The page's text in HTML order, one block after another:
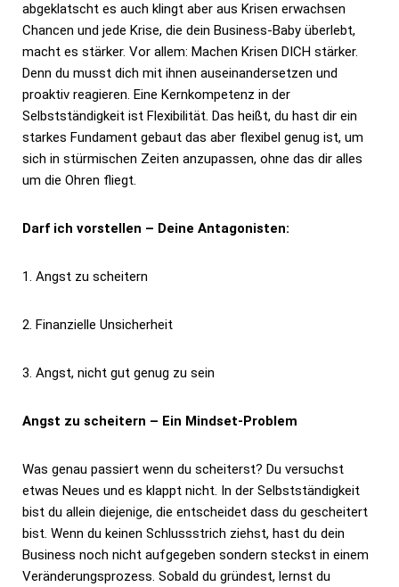
abgeklatscht es auch klingt aber aus Krisen erwachsen
Chancen und jede Krise, die dein Business-Baby überlebt,
macht es stärker. Vor allem: Machen Krisen DICH stärker.
Denn du musst dich mit ihnen auseinandersetzen und
proaktiv reagieren. Eine Kernkompetenz in der
Selbstständigkeit ist Flexibilität. Das heißt, du hast dir ein
starkes Fundament gebaut das aber flexibel genug ist, um
sich in stürmischen Zeiten anzupassen, ohne das dir alles
um die Ohren fliegt.
Darf ich vorstellen – Deine Antagonisten:
Angst zu scheitern
Finanzielle Unsicherheit
Angst, nicht gut genug zu sein
Angst zu scheitern – Ein Mindset-Problem
Was genau passiert wenn du scheiterst? Du versuchst
etwas Neues und es klappt nicht. In der Selbstständigkeit
bist du allein diejenige, die entscheidet dass du gescheitert
bist. Wenn du keinen Schlussstrich ziehst, hast du dein
Business noch nicht aufgegeben sondern steckst in einem
Veränderungsprozess. Sobald du gründest, lernst du